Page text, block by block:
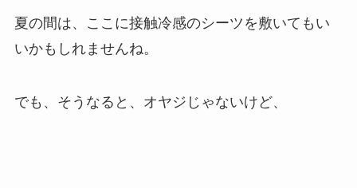
夏の間は、ここに接触冷感のシーツを敷いてもい
いかもしれませんね。
でも、そうなると、オヤジじゃないけど、